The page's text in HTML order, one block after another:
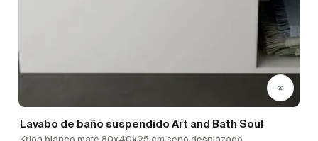
Lavabo de baño suspendido Art and Bath Soul